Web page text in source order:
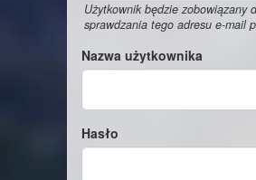
Użytkownik będzie zobowiązany
sprawdzania tego adresu e-mail
Nazwa użytkownika
Hasło